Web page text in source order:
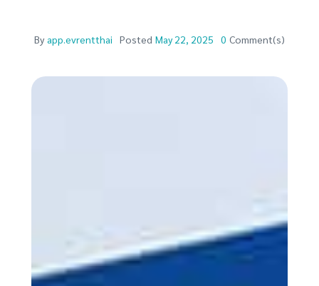
By app.evrentthai Posted May 22, 2025 0 Comment(s)